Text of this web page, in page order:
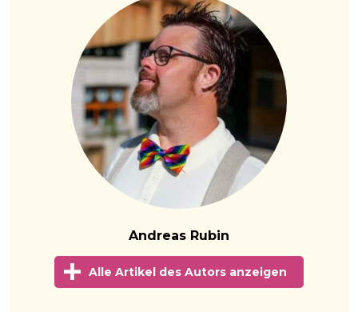
Andreas Rubin
Alle Artikel des Autors anzeigen